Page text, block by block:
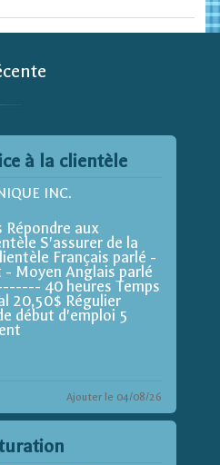
à la clientèle
INC.
aux
S'assurer de la
Français parlé -
- Moyen Anglais parlé
40 heures Temps
20,50$ Régulier
début d'emploi 5
Ajouter le 04/08/26